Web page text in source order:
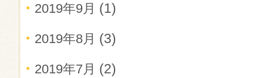
2019年9月 (1)
2019年8月 (3)
2019年7月 (2)